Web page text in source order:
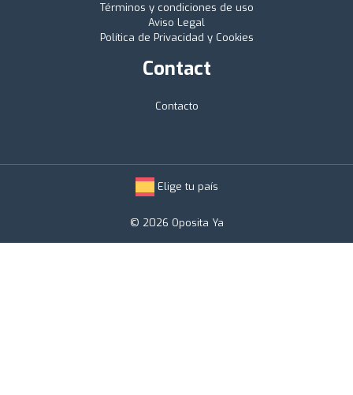
Términos y condiciones de uso
Aviso Legal
Política de Privacidad y Cookies
Contact
Contacto
Elige tu país
© 2026 Oposita Ya